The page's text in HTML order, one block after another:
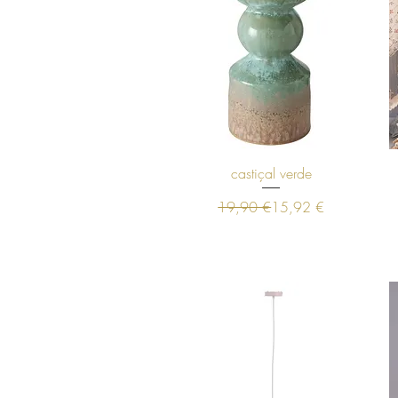
Visualização rápida
castiçal verde
Preço normal
19,90 €Preço promocional
15,92 €